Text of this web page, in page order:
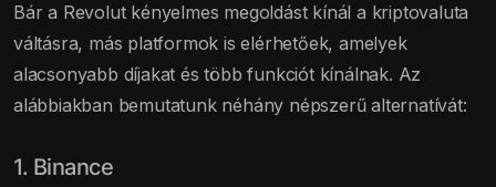
Bár a Revolut kényelmes megoldást kínál a kriptovaluta
váltásra, más platformok is elérhetőek, amelyek
alacsonyabb díjakat és több funkciót kínálnak. Az
alábbiakban bemutatunk néhány népszerű alternatívát:
1. Binance